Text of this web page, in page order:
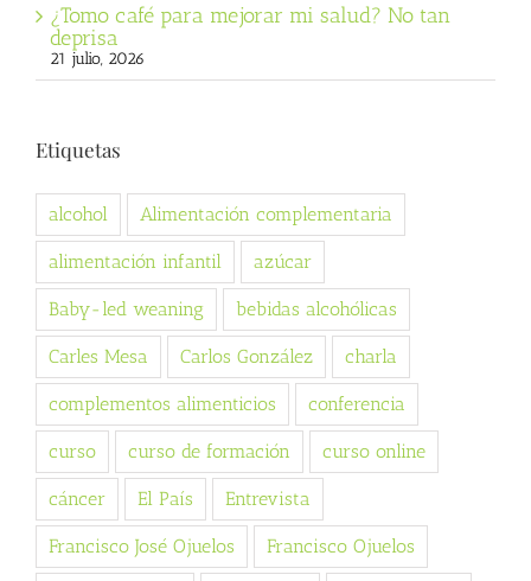
¿Tomo café para mejorar mi salud? No tan
deprisa
21 julio, 2026
Etiquetas
alcohol Alimentación complementaria
alimentación infantil azúcar
Baby-led weaning bebidas alcohólicas
Carles Mesa Carlos González charla
complementos alimenticios conferencia
curso curso de formación curso online
cáncer El País Entrevista
Francisco José Ojuelos Francisco Ojuelos